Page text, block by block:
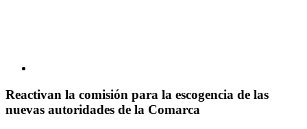
Reactivan la comisión para la escogencia de las
nuevas autoridades de la Comarca